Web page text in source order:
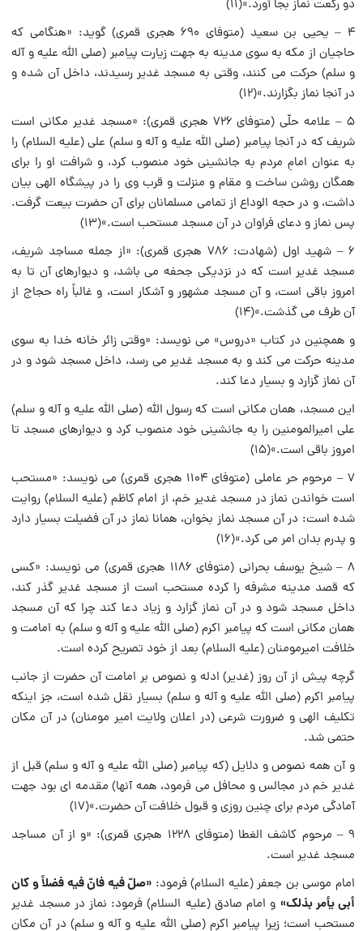
دو رکعت نماز بجا آورد.»(۱۱)
۴ – یحیی بن سعید (متوفای ۶۹۰ هجری قمری) گوید: «هنگامی که
حاجیان از مکه به سوی مدینه به جهت زیارت پیامبر (صلی الله علیه و آله
و سلم) حرکت می کنند، وقتی به مسجد غدیر رسیدند، داخل آن شده و
در آنجا نماز بگزارند.»(۱۲)
۵ – علامه حلّی (متوفای ۷۲۶ هجری قمری): «مسجد غدیر مکانی است
شریف که در آنجا پیامبر (صلی الله علیه و آله و سلم) علی (علیه السلام) را
به عنوان امامِ مردم به جانشینی خود منصوب کرد، و شرافت او را برای
همگان روشن ساخت و مقام و منزلت و قرب وی را در پیشگاه الهی بیان
داشت، و در حجه الوداع از تمامی مسلمانان برای آن حضرت بیعت گرفت.
پس نماز و دعای فراوان در آن مسجد مستحب است.»(۱۳)
۶ – شهید اول (شهادت: ۷۸۶ هجری قمری): «از جمله مساجد شریف،
مسجد غدیر است که در نزدیکی جحفه می باشد، و دیوارهای آن تا به
امروز باقی است، و آن مسجد مشهور و آشکار است، و غالباً راه حجاج از
آن طرف می گذشت.»(۱۴)
و همچنین در کتاب «دروس» می نویسد: «وقتی زائر خانه خدا به سوی
مدینه حرکت می کند و به مسجد غدیر می رسد، داخل مسجد شود و در
آن نماز گزارد و بسیار دعا کند.
این مسجد، همان مکانی است که رسول اللَّه (صلی الله علیه و آله و سلم)
علی امیرالمومنین را به جانشینی خود منصوب کرد و دیوارهای مسجد تا
امروز باقی است.»(۱۵)
۷ – مرحوم حر عاملی (متوفای ۱۱۰۴ هجری قمری) می نویسد: «مستحب
است خواندن نماز در مسجد غدیر خم، از امام کاظم (علیه السلام) روایت
شده است: در آن مسجد نماز بخوان، همانا نماز در آن فضیلت بسیار دارد
و پدرم بدان امر می کرد.»(۱۶)
۸ – شیخ یوسف بحرانی (متوفای ۱۱۸۶ هجری قمری) می نویسد: «کسی
که قصد مدینه مشرفه را کرده مستحب است از مسجد غدیر گذر کند،
داخل مسجد شود و در آن نماز گزارد و زیاد دعا کند چرا که آن مسجد
همان مکانی است که پیامبر اکرم (صلی الله علیه و آله و سلم) به امامت و
خلافت امیرمومنان (علیه السلام) بعد از خود تصریح کرده است.
گرچه پیش از آن روز (غدیر) ادله و نصوص بر امامت آن حضرت از جانب
پیامبر اکرم (صلی الله علیه و آله و سلم) بسیار نقل شده است، جز اینکه
تکلیف الهی و ضرورت شرعی (در اعلان ولایت امیر مومنان) در آن مکان
حتمی شد.
و آن همه نصوص و دلایل (که پیامبر (صلی الله علیه و آله و سلم) قبل از
غدیر خم در مجالس و محافل می فرمود، همه آنها) مقدمه ای بود جهت
آمادگی مردم برای چنین روزی و قبول خلافت آن حضرت.»(۱۷)
۹ – مرحوم کاشف الغطا (متوفای ۱۲۲۸ هجری قمری): «و از آن مساجد
مسجد غدیر است.
امام موسی بن جعفر (علیه السلام) فرمود: «صلّ فیه فانّ فیه فضلاً و کان
أبی یأمر بذلک» و امام صادق (علیه السلام) فرمود: نماز در مسجد غدیر
مستحب است؛ زیرا پیامبر اکرم (صلی الله علیه و آله و سلم) در آن مکان